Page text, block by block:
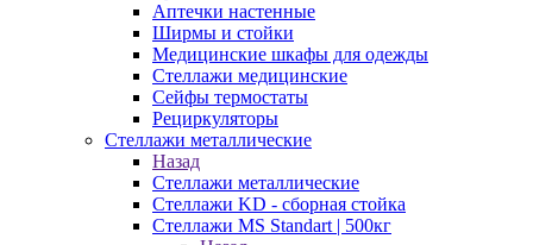
Аптечки настенные
Ширмы и стойки
Медицинские шкафы для одежды
Стеллажи медицинские
Сейфы термостаты
Рециркуляторы
Стеллажи металлические
Назад
Стеллажи металлические
Стеллажи KD - сборная стойка
Стеллажи MS Standart | 500кг